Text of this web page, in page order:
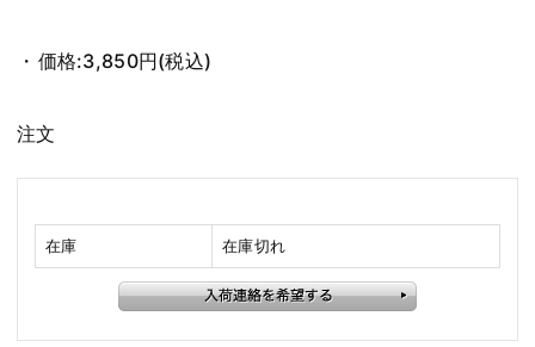
価格:3,850円(税込)
注文
在庫 在庫切れ